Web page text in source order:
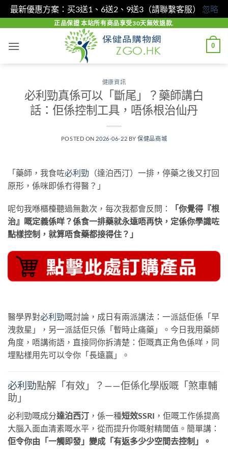
最新優惠方案：买3送1、6送2、9送3（請聯繫客服） 忽略
content
正品保證 本站所有商品享受30天無效退款.
0
健康資訊
必利勁真係可以「斷尾」？藥師講白
話：佢係控制工具，唔係根治仙丹
POSTED ON 2026-06-22 BY保健品商城
「藥師，我食咗必利勁 （達泊西汀）一排，停藥之後又打回
原形，係咪即係冇得醫？」
呢句我喺櫃檯聽過無數次，每次我都會反問：
「你覺得『根
治』嘅定義係咩？係食一排藥就永遠唔再快，定係你學識咗
點樣控制，就算唔食藥都接得住？」
醫學界對必利勁嘅討論，成日有兩派講法：一派話佢係「早
洩救星」，另一派話佢只係「暫時止痛藥」。今日我用藥師
角度，唔講術語，直接同你拆清楚：佢嘅真正角色係咩，同
埋點樣用先可以令你「長遠贏」。
必利勁點解「有效」？——佢係化學版嘅「煞車輔
助」
必利勁嘅成分達泊西汀 ，係一種短效SSRI ，佢嘅工作係提高
大腦入面血清素嘅水平，從而提升你嘅射精閾值。簡單講：
佢令你由「一觸即發」變成「有返多少少空間去控制」。